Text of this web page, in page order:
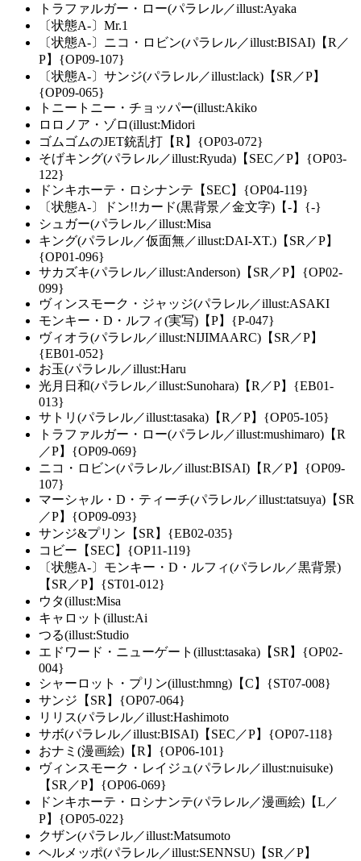
トラファルガー・ロー(パラレル／illust:Ayaka
〔状態A-〕Mr.1
〔状態A-〕ニコ・ロビン(パラレル／illust:BISAI)【R／
P】{OP09-107}
〔状態A-〕サンジ(パラレル／illust:lack)【SR／P】
{OP09-065}
トニートニー・チョッパー(illust:Akiko
ロロノア・ゾロ(illust:Midori
ゴムゴムのJET銃乱打【R】{OP03-072}
そげキング(パラレル／illust:Ryuda)【SEC／P】{OP03-
122}
ドンキホーテ・ロシナンテ【SEC】{OP04-119}
〔状態A-〕ドン!!カード(黒背景／金文字)【-】{-}
シュガー(パラレル／illust:Misa
キング(パラレル／仮面無／illust:DAI-XT.)【SR／P】
{OP01-096}
サカズキ(パラレル／illust:Anderson)【SR／P】{OP02-
099}
ヴィンスモーク・ジャッジ(パラレル／illust:ASAKI
モンキー・D・ルフィ(実写)【P】{P-047}
ヴィオラ(パラレル／illust:NIJIMAARC)【SR／P】
{EB01-052}
お玉(パラレル／illust:Haru
光月日和(パラレル／illust:Sunohara)【R／P】{EB01-
013}
サトリ(パラレル／illust:tasaka)【R／P】{OP05-105}
トラファルガー・ロー(パラレル／illust:mushimaro)【R
／P】{OP09-069}
ニコ・ロビン(パラレル／illust:BISAI)【R／P】{OP09-
107}
マーシャル・D・ティーチ(パラレル／illust:tatsuya)【SR
／P】{OP09-093}
サンジ&プリン【SR】{EB02-035}
コビー【SEC】{OP11-119}
〔状態A-〕モンキー・D・ルフィ(パラレル／黒背景)
【SR／P】{ST01-012}
ウタ(illust:Misa
キャロット(illust:Ai
つる(illust:Studio
エドワード・ニューゲート(illust:tasaka)【SR】{OP02-
004}
シャーロット・プリン(illust:hmng)【C】{ST07-008}
サンジ【SR】{OP07-064}
リリス(パラレル／illust:Hashimoto
サボ(パラレル／illust:BISAI)【SEC／P】{OP07-118}
おナミ(漫画絵)【R】{OP06-101}
ヴィンスモーク・レイジュ(パラレル／illust:nuisuke)
【SR／P】{OP06-069}
ドンキホーテ・ロシナンテ(パラレル／漫画絵)【L／
P】{OP05-022}
クザン(パラレル／illust:Matsumoto
ヘルメッポ(パラレル／illust:SENNSU)【SR／P】